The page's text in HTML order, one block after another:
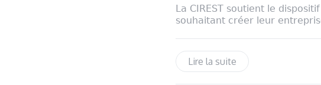
La CIREST soutient le
souhaitant créer leur
Lire la suite